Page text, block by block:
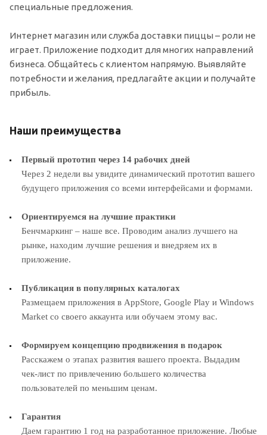
специальные предложения.
Интернет магазин или служба доставки пиццы – роли не
играет. Приложение подходит для многих направлений
бизнеса. Общайтесь с клиентом напрямую. Выявляйте
потребности и желания, предлагайте акции и получайте
прибыль.
Наши преимущества
Первый прототип через 14 рабочих дней
Через 2 недели вы увидите динамический прототип вашего
будущего приложения со всеми интерфейсами и формами.
Ориентируемся на лучшие практики
Бенчмаркинг – наше все. Проводим анализ лучшего на
рынке, находим лучшие решения и внедряем их в
приложение.
Публикация в популярных каталогах
Размещаем приложения в AppStore, Google Play и Windows
Market со своего аккаунта или обучаем этому вас.
Формируем концепцию продвижения в подарок
Расскажем о этапах развития вашего проекта. Выдадим
чек-лист по привлечению большего количества
пользователей по меньшим ценам.
Гарантия
Даем гарантию 1 год на разработанное приложение. Любые